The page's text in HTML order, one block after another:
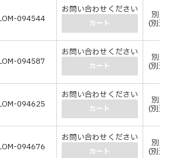
094544
お問い合わせください
カート
別途
(別途
094587
お問い合わせください
カート
別途
(別途
094625
お問い合わせください
カート
別途
(別途
094676
お問い合わせください
カート
別途
(別途